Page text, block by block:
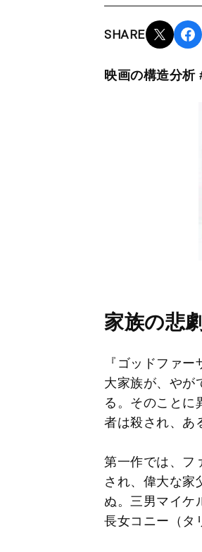
SHARE
映画の構造分析
家族の悲
『ゴッドファ
大家族が、やが
る。そのことに
者は殺され、あ
第一作では、フ
され、偉大な家
ぬ。三男マイケ
長女コニー（タ